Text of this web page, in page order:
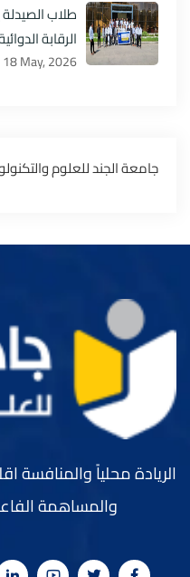
طلاب
الرقابة
May, 2026
‏جامعة الجند للعلوم
الريادة محلياً والمنافسة
والمساهمة